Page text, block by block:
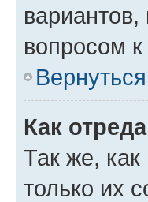
вопросом
Как
Так же, как
только их